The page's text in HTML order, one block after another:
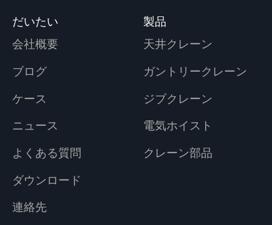
だいたい
会社概要
ブログ
ケース
ニュース
よくある質問
ダウンロード
連絡先
製品
天井クレーン
ガントリークレーン
ジブクレーン
電気ホイスト
クレーン部品